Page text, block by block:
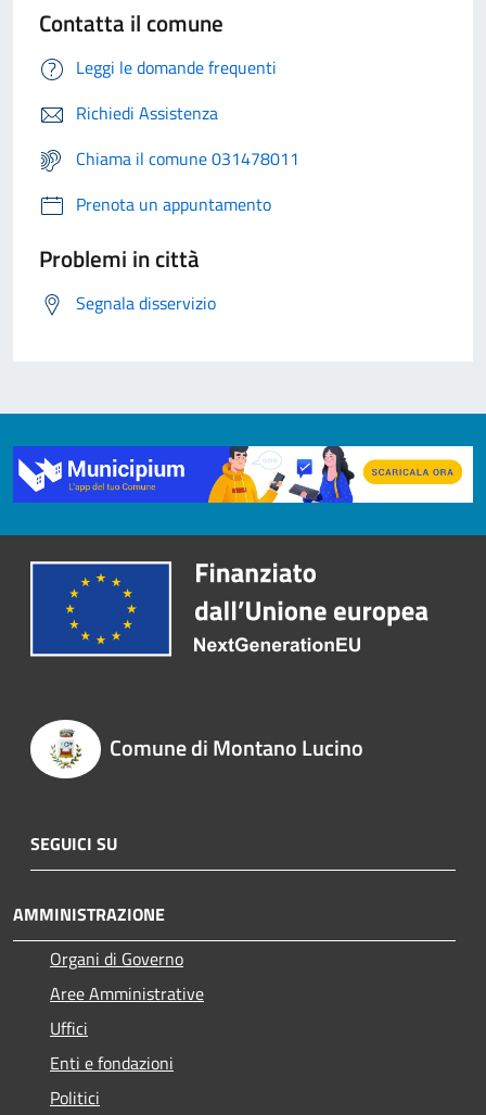
Contatta il comune
Leggi le domande frequenti
Richiedi Assistenza
Chiama il comune 031478011
Prenota un appuntamento
Problemi in città
Segnala disservizio
Comune di Montano Lucino
SEGUICI SU
AMMINISTRAZIONE
Organi di Governo
Aree Amministrative
Uffici
Enti e fondazioni
Politici